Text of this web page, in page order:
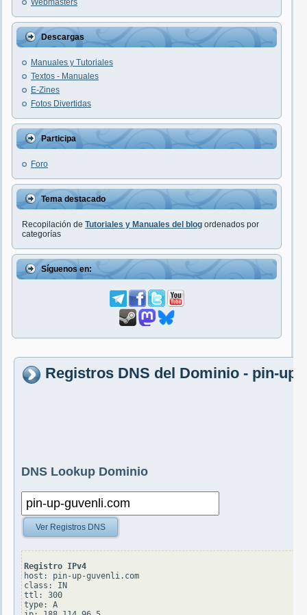
Webmasters
Descargas
Manuales y Tutoriales
Textos - Manuales
E-Zines
Fotos Divertidas
Participa
Foro
Tema destacado
Recopilación de Tutoriales y Manuales del blog ordenados por
categorías
Síguenos en:
Registros DNS del Dominio - pin-
DNS Lookup Dominio
Ver Registros DNS
Registro IPv4
host: pin-up-guvenli.com
class: IN
ttl: 300
type: A